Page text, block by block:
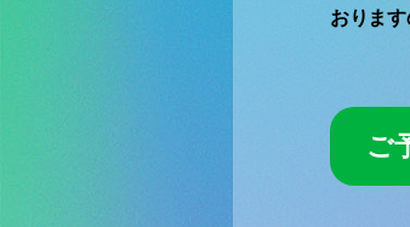
おります
ご